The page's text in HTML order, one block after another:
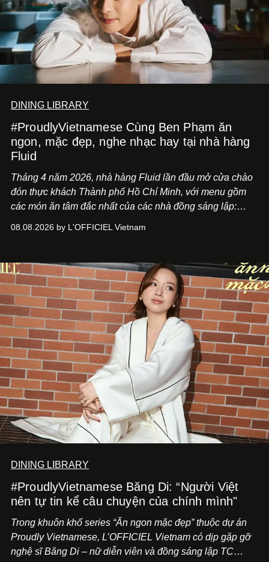
DINING LIBRARY
#ProudlyVietnamese Cùng Ben Phạm ăn
ngon, mặc đẹp, nghe nhạc hay tại nhà hàng
Fluid
Tháng 4 năm 2026, nhà hàng Fluid lần đầu mở cửa chào
đón thực khách Thành phố Hồ Chí Minh, với menu gồm
các món ăn tâm đắc nhất của các nhà đồng sáng lập:
món ăn đa dạng từ Á đến Âu nhanh chóng được yêu thích
mang đến niềm vui cho thực khách.
08.08.2026 by L'OFFICIEL Vietnam
DINING LIBRARY
#ProudlyVietnamese Băng Di: “Người Việt
nên tự tin kể câu chuyện của chính mình"
Trong khuôn khổ series “Ăn ngon mặc đẹp” thuộc dự án
Proudly Vietnamese, L’OFFICIEL Vietnam có dịp gặp gỡ
nghệ sĩ Băng Di – nữ diễn viên và đồng sáng lập TC